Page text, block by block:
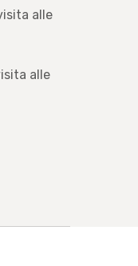
alle
alle